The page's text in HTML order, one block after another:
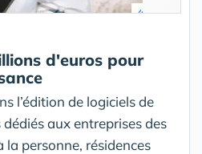
d'euros pour
l’édition de logiciels de
aux entreprises des
la personne, résidences